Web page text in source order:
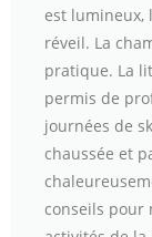
est lumineux,
réveil. La
pratique. La
permis de
journées de
chaussée et
conseils pour